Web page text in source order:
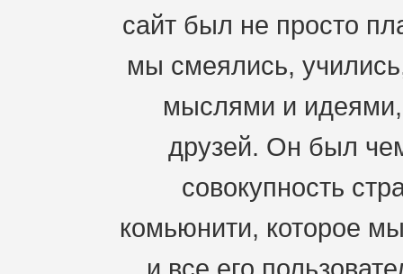
сайт был не просто
мы смеялись,
мыслями и
друзей. Он был
совокупность
комьюнити, которое